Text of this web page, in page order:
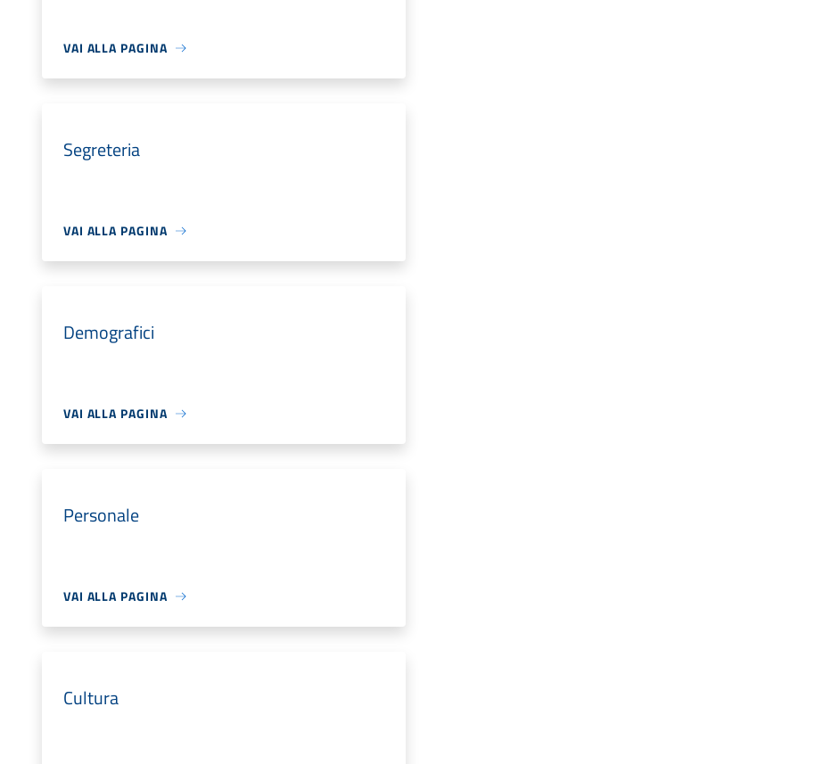
VAI ALLA PAGINA
Segreteria
VAI ALLA PAGINA
Demografici
VAI ALLA PAGINA
Personale
VAI ALLA PAGINA
Cultura